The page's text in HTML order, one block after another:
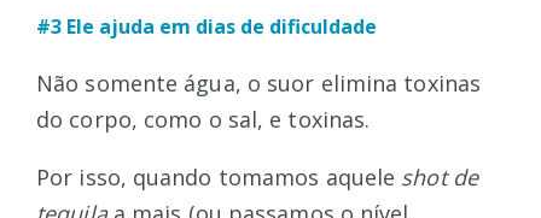
#3 Ele ajuda em dias de dificuldade
Não somente água, o suor elimina toxinas
do corpo, como o sal, e toxinas.
Por isso, quando tomamos aquele shot de